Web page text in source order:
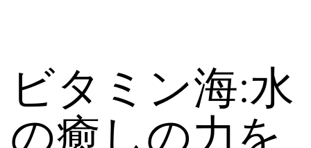
ビタミン海:水
の癒しの力を